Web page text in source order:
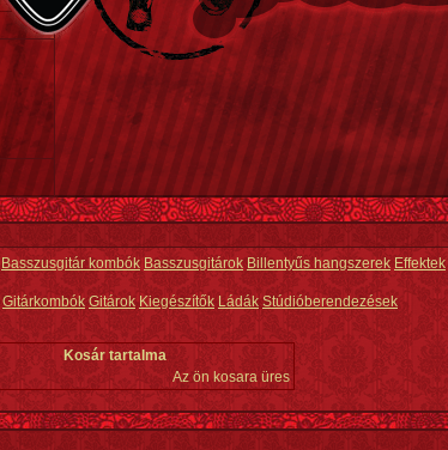
Basszusgitár kombók Basszusgitárok Billentyűs hangszerek Effektek
Gitárkombók Gitárok Kiegészítők Ládák Stúdióberendezések
Kosár tartalma
Az ön kosara üres